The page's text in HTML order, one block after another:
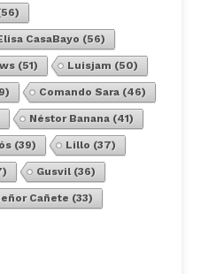
CasaBayo (56)
(51) Luisjam (50)
Comando Sara(46)
Néstor Banana(41)
(39) Lillo (37)
Gusvil(36)
Cañete (33)